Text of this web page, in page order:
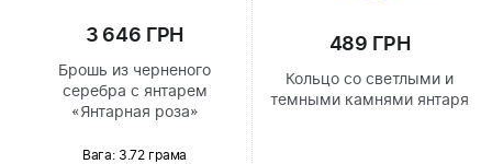
3 646 ГРН
Брошь из черненого
серебра с янтарем
«Янтарная роза»
Вага: 3.72 грама
489 ГРН
Кольцо со светлыми и
темными камнями янтаря